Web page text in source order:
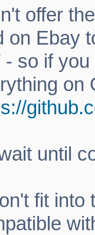
offer
on Ebay
- so if
on
until
fit into